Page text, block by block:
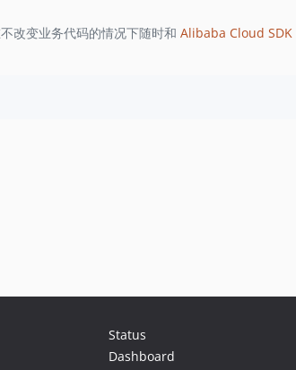
改变业务代码的情况下随时和 Alibaba Cloud SDK
Status
Dashboard